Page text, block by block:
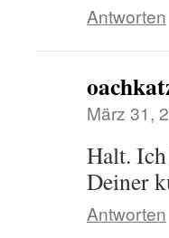
Antworten
März 31,
Halt.
Deiner
Antworten